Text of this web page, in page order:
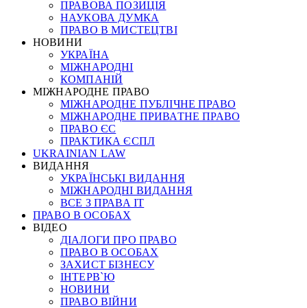
ПРАВОВА ПОЗИЦІЯ
НАУКОВА ДУМКА
ПРАВО В МИСТЕЦТВІ
НОВИНИ
УКРАЇНА
МІЖНАРОДНІ
КОМПАНІЙ
МІЖНАРОДНЕ ПРАВО
МІЖНАРОДНЕ ПУБЛІЧНЕ ПРАВО
МІЖНАРОДНЕ ПРИВАТНЕ ПРАВО
ПРАВО ЄС
ПРАКТИКА ЄСПЛ
UKRAINIAN LAW
ВИДАННЯ
УКРАЇНСЬКІ ВИДАННЯ
МІЖНАРОДНІ ВИДАННЯ
ВСЕ З ПРАВА ІТ
ПРАВО В ОСОБАХ
ВІДЕО
ДІАЛОГИ ПРО ПРАВО
ПРАВО В ОСОБАХ
ЗАХИСТ БІЗНЕСУ
ІНТЕРВ`Ю
НОВИНИ
ПРАВО ВІЙНИ